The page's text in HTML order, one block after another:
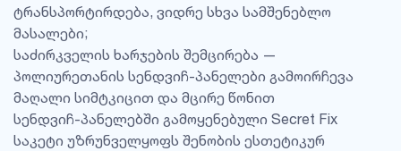
ტრანსპორტირდება, ვიდრე სხვა სამშენებლო
მასალები;
საძირკველის ხარჯების შემცირება —
პოლიურეთანის სენდვიჩ-პანელები გამოირჩევა
მაღალი სიმტკიცით და მცირე წონით
სენდვიჩ-პანელებში გამოყენებული Secret Fix
საკეტი უზრუნველყოფს შენობის ესთეტიკურ